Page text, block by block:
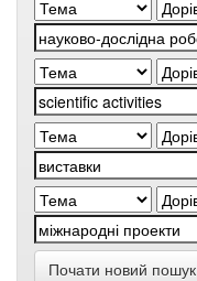
Почати новий пошук